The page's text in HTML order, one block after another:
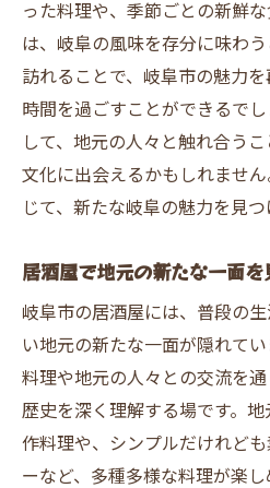
った料理や、季節ごとの新鮮
は、岐阜の風味を存分に味わ
訪れることで、岐阜市の魅力
時間を過ごすことができるで
して、地元の人々と触れ合う
文化に出会えるかもしれませ
じて、新たな岐阜の魅力を見つ
居酒屋で地元の新たな一面を
岐阜市の居酒屋には、普段の
い地元の新たな一面が隠れて
料理や地元の人々との交流を
歴史を深く理解する場です。
作料理や、シンプルだけれど
ーなど、多種多様な料理が楽